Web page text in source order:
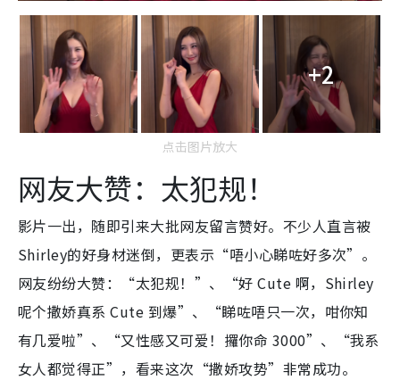
+2
点击图片放大
网友大赞：太犯规！
影片一出，随即引来大批网友留言赞好。不少人直言被
Shirley的好身材迷倒，更表示“唔小心睇咗好多次”。
网友纷纷大赞：“太犯规！”、“好 Cute 啊，Shirley
呢个撒娇真系 Cute 到爆”、“睇咗唔只一次，咁你知
有几爱啦”、“又性感又可爱！攞你命 3000”、“我系
女人都觉得正”，看来这次“撒娇攻势”非常成功。